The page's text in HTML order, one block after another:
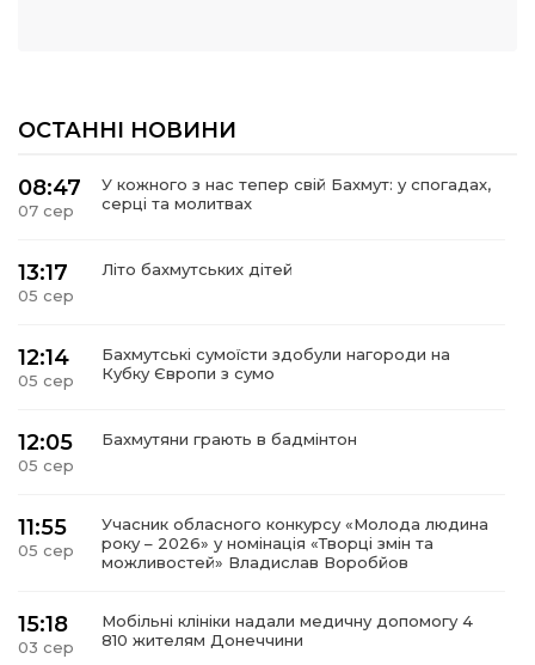
ОСТАННІ НОВИНИ
08:47
07 сер
У кожного з нас тепер свій Бахмут: у спогадах,
серці та молитвах
13:17
05 сер
Літо бахмутських дітей
12:14
05 сер
Бахмутські сумоїсти здобули нагороди на
Кубку Європи з сумо
12:05
05 сер
Бахмутяни грають в бадмінтон
11:55
05 сер
Учасник обласного конкурсу «Молода людина
року – 2026» у номінація «Творці змін та
можливостей» Владислав Воробйов
15:18
03 сер
Мобільні клініки надали медичну допомогу 4
810 жителям Донеччини